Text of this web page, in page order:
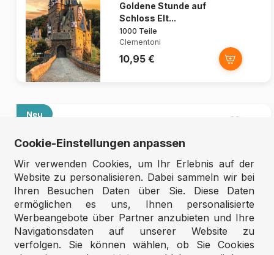
Goldene Stunde auf
Schloss Elt...
1000 Teile
Clementoni
10,95 €
Neu
1000 Teile
Cobble Hill
15,95 €
Cookie-Einstellungen anpassen
Wir verwenden Cookies, um Ihr Erlebnis auf der
Website zu personalisieren. Dabei sammeln wir bei
Ihren Besuchen Daten über Sie. Diese Daten
ermöglichen es uns, Ihnen personalisierte
Werbeangebote über Partner anzubieten und Ihre
Navigationsdaten auf unserer Website zu
verfolgen. Sie können wählen, ob Sie Cookies